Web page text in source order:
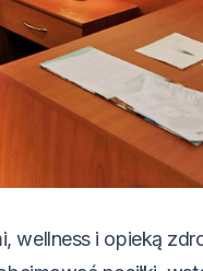
wellness i opieką